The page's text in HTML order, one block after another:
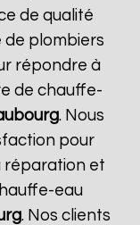
de qualité
de plombiers
répondre à
de chauffe-
. Nous
pour
réparation et
eau
. Nos clients